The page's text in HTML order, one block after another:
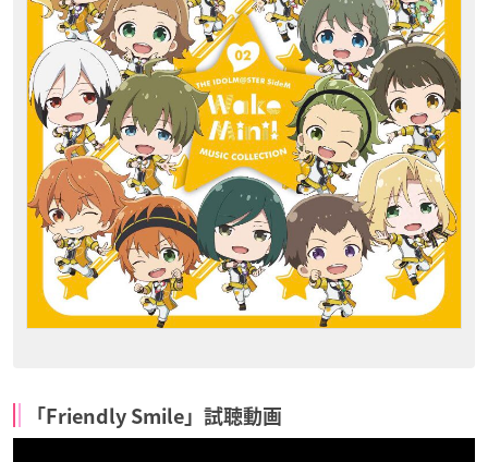
「Friendly Smile」試聴動画